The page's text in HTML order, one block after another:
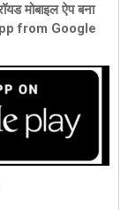
मोबाइल ऐप बना
from Google